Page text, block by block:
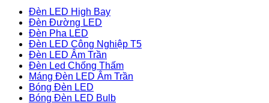
Đèn LED High Bay
Đèn Đường LED
Đèn Pha LED
Đèn LED Công Nghiệp T5
Đèn LED Âm Trần
Đèn Led Chống Thấm
Máng Đèn LED Âm Trần
Bóng Đèn LED
Bóng Đèn LED Bulb